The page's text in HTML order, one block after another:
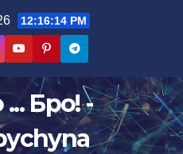
12:16:15 PM
Бро! -